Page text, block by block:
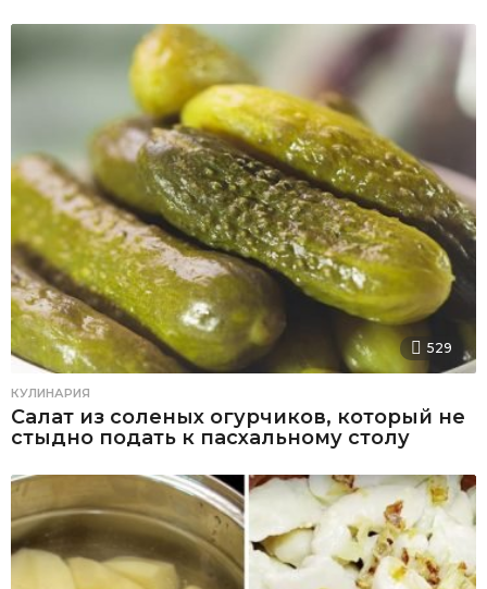
529
КУЛИНАРИЯ
Салат из соленых огурчиков, который не
стыдно подать к пасхальному столу